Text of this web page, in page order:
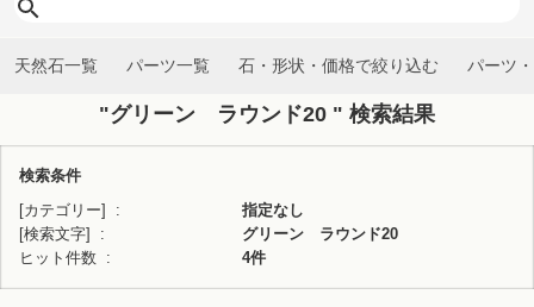
天然石一覧 パーツ一覧 石・形状・価格で絞り込む パーツ
"グリーン ラウンド20 " 検索結果
検索条件
[カテゴリー]
指定なし
[検索文字]
グリーン ラウンド20
ヒット件数
4件